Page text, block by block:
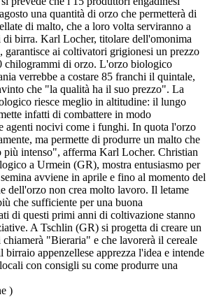
una quantità di orzo che permetterà di
di malto, che a loro volta serviranno a
birra. Karl Locher, titolare dell'omonima
garantisce ai coltivatori grigionesi un prezzo
chilogrammi di orzo. L'orzo biologico
verrebbe a costare 85 franchi il quintale,
che "la qualità ha il suo prezzo". La
riesce meglio in altitudine: il lungo
infatti di combattere in modo
agenti nocivi come i funghi. In quota l'orzo
ma permette di produrre un malto che
più intenso", afferma Karl Locher. Christian
a Urmein (GR), mostra entusiasmo per
avviene in aprile e fino al momento del
dell'orzo non crea molto lavoro. Il letame
che sufficiente per una buona
di questi primi anni di coltivazione stanno
A Tschlin (GR) si progetta di creare un
"Bieraria" e che lavorerà il cereale
appenzellese apprezza l'idea e intende
con consigli su come produrre una
)